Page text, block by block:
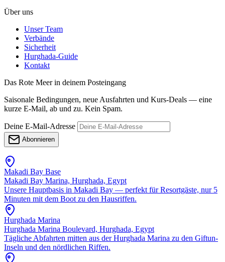
Über uns
Unser Team
Verbände
Sicherheit
Hurghada-Guide
Kontakt
Das Rote Meer in deinem Posteingang
Saisonale Bedingungen, neue Ausfahrten und Kurs-Deals — eine
kurze E-Mail, ab und zu. Kein Spam.
Deine E-Mail-Adresse
Abonnieren
Makadi Bay Base
Makadi Bay Marina, Hurghada, Egypt
Unsere Hauptbasis in Makadi Bay — perfekt für Resortgäste, nur 5
Minuten mit dem Boot zu den Hausriffen.
Hurghada Marina
Hurghada Marina Boulevard, Hurghada, Egypt
Tägliche Abfahrten mitten aus der Hurghada Marina zu den Giftun-
Inseln und den nördlichen Riffen.